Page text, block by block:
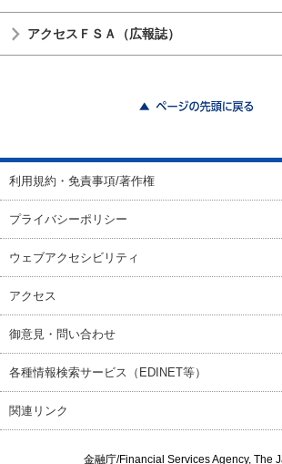
アクセスＦＳＡ（広報誌）
利用規約・免責事項/著作権
プライバシーポリシー
ウェブアクセシビリティ
アクセス
御意見・問い合わせ
各種情報検索サービス（EDINET等）
関連リンク
金融庁/Financial Services Agency, The